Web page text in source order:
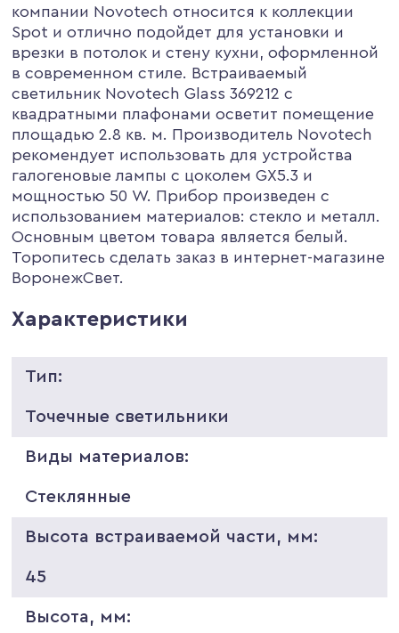
компании Novotech относится к коллекции
Spot и отлично подойдет для установки и
врезки в потолок и стену кухни, оформленной
в современном стиле. Встраиваемый
светильник Novotech Glass 369212 с
квадратными плафонами осветит помещение
площадью 2.8 кв. м. Производитель Novotech
рекомендует использовать для устройства
галогеновые лампы с цоколем GX5.3 и
мощностью 50 W. Прибор произведен с
использованием материалов: стекло и металл.
Основным цветом товара является белый.
Торопитесь сделать заказ в интернет-магазине
ВоронежСвет.
Характеристики
Тип:
Точечные светильники
Виды материалов:
Стеклянные
Высота встраиваемой части, мм:
45
Высота, мм: